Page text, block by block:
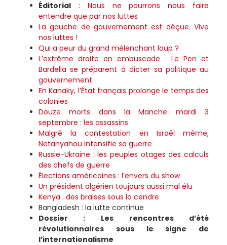
Éditorial: Nous ne pourrons nous faire
entendre que par nos luttes
La gauche de gouvernement est déçue. Vive
nos luttes !
Qui a peur du grand mélenchant loup ?
L’extrême droite en embuscade : Le Pen et
Bardella se préparent à dicter sa politique au
gouvernement
En Kanaky, l’État français prolonge le temps des
colonies
Douze morts dans la Manche mardi 3
septembre : les assassins
Malgré la contestation en Israël même,
Netanyahou intensifie sa guerre
Russie-Ukraine : les peuples otages des calculs
des chefs de guerre
Élections américaines : l’envers du show
Un président algérien toujours aussi mal élu
Kenya : des braises sous la cendre
Bangladesh : la lutte continue
Dossier : Les rencontres d’été
révolutionnaires sous le signe de
l’internationalisme